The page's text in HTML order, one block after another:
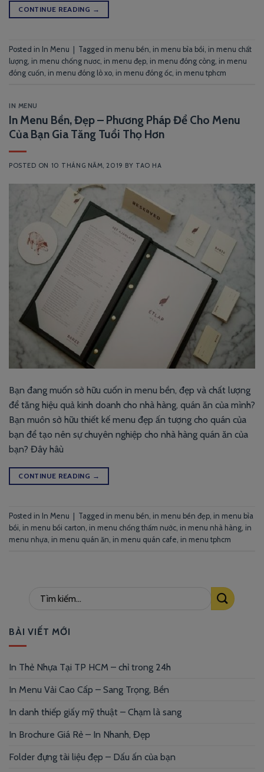
CONTINUE READING →
Posted in In Menu Tagged in menu bền, in menu bìa bồi, in menu chất
lượng, in menu chống nươc, in menu đẹp, in menu đóng còng, in menu
đóng cuốn, in menu đóng lò xo, in menu đóng ốc, in menu tphcm
IN MENU
In Menu Bền, Đẹp – Phương Pháp Để Cho Menu
Của Bạn Gia Tăng Tuổi Thọ Hơn
POSTED ON 10 THÁNG NĂM, 2019 BY TAO HA
Bạn đang muốn sở hữu cuốn in menu bền, đẹp và chất lượng
để tăng hiệu quả kinh doanh cho nhà hàng, quán ăn của mình?
Bạn muôn sở hữu thiết kế menu đẹp ấn tượng cho quán của
bạn để tạo nên sự chuyên nghiệp cho nhà hàng quán ăn của
bạn? Đây hâù
CONTINUE READING →
Posted in In Menu Tagged in menu bền, in menu bền đẹp, in menu bìa
bồi, in menu bồi carton, in menu chống thấm nước, in menu nhà hàng, in
menu nhựa, in menu quán ăn, in menu quán cafe, in menu tphcm
BÀI VIẾT MỚI
In Thẻ Nhựa Tại TP HCM – chỉ trong 24h
In Menu Vải Cao Cấp – Sang Trọng, Bền
In danh thiếp giấy mỹ thuật – Chạm là sang
In Brochure Giá Rẻ – In Nhanh, Đẹp
Folder đựng tài liệu đẹp – Dấu ấn của bạn